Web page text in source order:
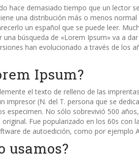
hace demasiado tiempo que un lector
una distribución más o menos
un español que se puede leer.
una búsqueda de «Lorem Ipsum» va a
han evolucionado a través de los
Ipsum?
el texto de relleno de las
impresor (N. del T. persona que se
especimen. No sólo sobrevivió 500
Fue popularizado en los 60s
de autoedición, como por ejemplo
usamos?